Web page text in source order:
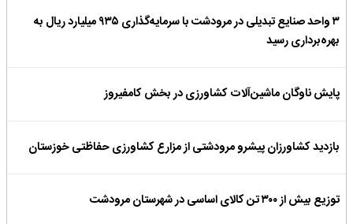
۳ واحد صنایع تبدیلی در مرودشت با سرمایه‌گذاری ۹۳۵ میلیارد ریال به
بهره‌برداری رسید
پایش ناوگان ماشین‌آلات کشاورزی در بخش کامفیروز
بازدید کشاورزان پیشرو مرودشتی از مزارع کشاورزی حفاظتی خوزستان
توزیع بیش از ۳۰۰ تن کالای اساسی در شهرستان مرودشت